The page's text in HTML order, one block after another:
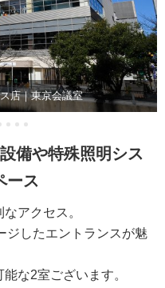
店｜東京会議室
備や特殊照明シス
ース
アクセス。
ジしたエントランスが魅
な2室ございます。